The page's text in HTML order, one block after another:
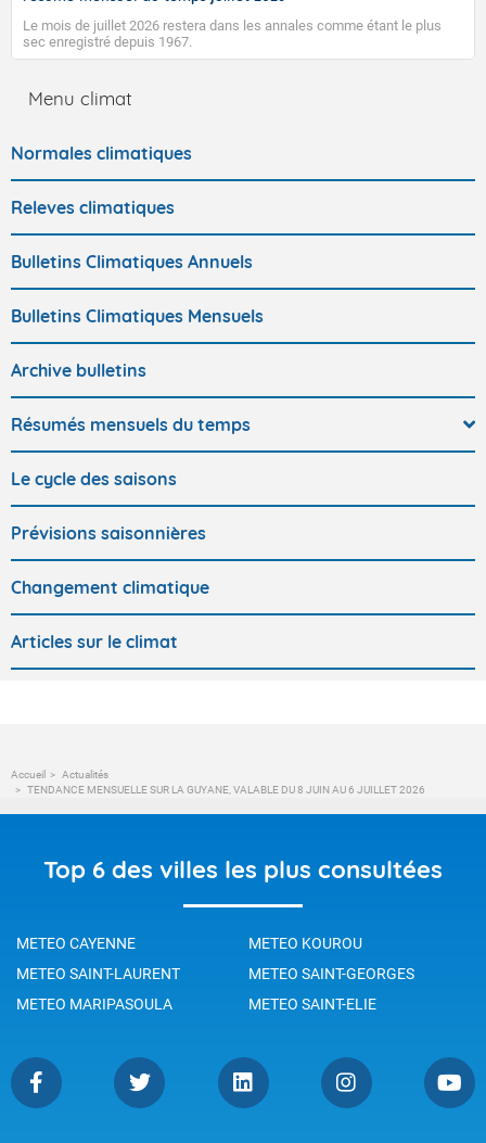
Le mois de juillet 2026 restera dans les annales comme étant le plus
sec enregistré depuis 1967.
Menu climat
Normales climatiques
Releves climatiques
Bulletins Climatiques Annuels
Bulletins Climatiques Mensuels
Archive bulletins
Résumés mensuels du temps
Le cycle des saisons
Prévisions saisonnières
Changement climatique
Articles sur le climat
Accueil
Actualités
TENDANCE MENSUELLE SUR LA GUYANE, VALABLE DU 8 JUIN AU 6 JUILLET 2026
Top 6 des villes les plus consultées
METEO CAYENNE
METEO KOUROU
METEO SAINT-LAURENT
METEO SAINT-GEORGES
METEO MARIPASOULA
METEO SAINT-ELIE